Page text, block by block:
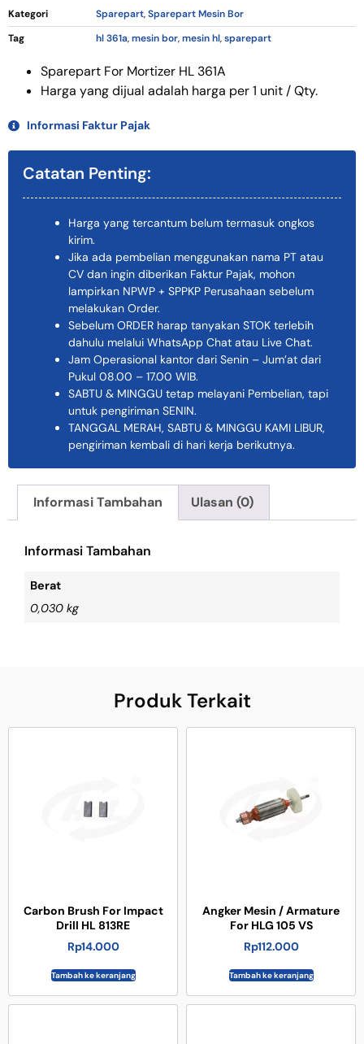
Kategori Sparepart,Sparepart Mesin Bor
Tag
hl 361a,mesin bor,mesin hl,sparepart
Sparepart For Mortizer HL 361A
Harga yang dijual adalah harga per 1 unit / Qty.
Informasi Faktur Pajak
Catatan Penting:
Harga yang tercantum belum termasuk ongkos
kirim.
Jika ada pembelian menggunakan nama PT atau
CV dan ingin diberikan Faktur Pajak, mohon
lampirkan NPWP + SPPKP Perusahaan sebelum
melakukan Order.
Sebelum ORDER harap tanyakan STOK terlebih
dahulu melalui WhatsApp Chat atau Live Chat.
Jam Operasional kantor dari Senin – Jum’at dari
Pukul 08.00 – 17.00 WIB.
SABTU & MINGGU tetap melayani Pembelian, tapi
untuk pengiriman SENIN.
TANGGAL MERAH, SABTU & MINGGU KAMI LIBUR,
pengiriman kembali di hari kerja berikutnya.
Informasi Tambahan Ulasan (0)
Informasi Tambahan
Berat
0,030 kg
Produk Terkait
Carbon Brush For Impact
Drill HL 813RE
Rp14.000
Tambah ke keranjang
Angker Mesin / Armature
For HLG 105 VS
Rp112.000
Tambah ke keranjang